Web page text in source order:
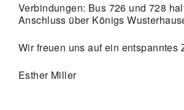
Verbindungen: Bus 726 und 728
Anschluss über Königs
Wir freuen uns auf ein entspanntes
Esther Miller